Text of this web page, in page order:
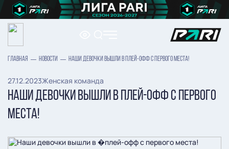
ГЛАВНАЯ НОВОСТИ НАШИ ДЕВОЧКИ ВЫШЛИ В ПЛЕЙ-ОФФ С ПЕРВОГО МЕСТА!
27.12.2023Женская команда
НАШИ ДЕВОЧКИ ВЫШЛИ В ПЛЕЙ-ОФФ С ПЕРВОГО
МЕСТА!